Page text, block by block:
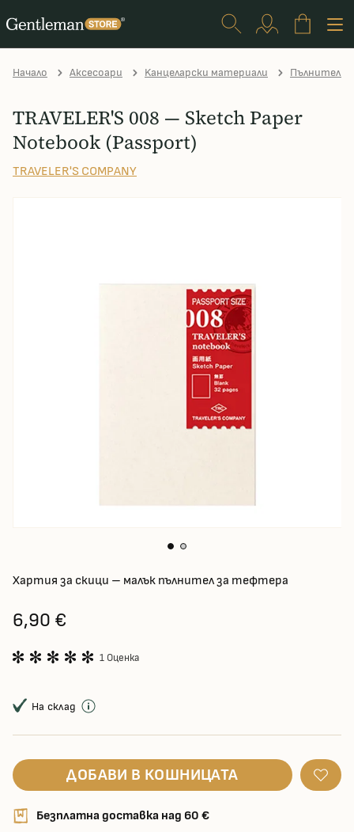
Начало Аксесоари Kанцеларски материали Пълнители
TRAVELER'S 008 — Sketch Paper
Notebook (Passport)
TRAVELER'S COMPANY
Хартия за скици – малък пълнител за тефтера
6,90 €
1 Оценка
На склад
ДОБАВИ В КОШНИЦАТА
Безплатна доставка над 60 €